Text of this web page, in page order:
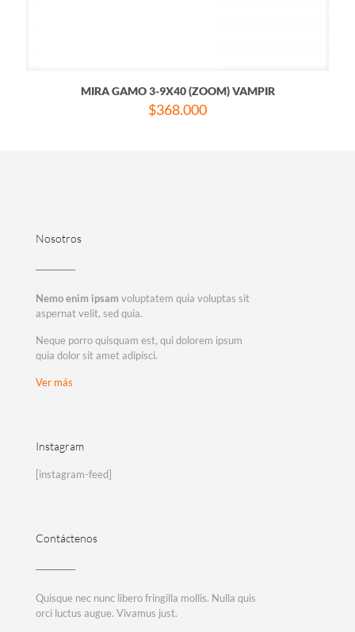
MIRA GAMO 3-9X40 (ZOOM) VAMPIR
$368.000
Nosotros
Nemo enim ipsam voluptatem quia voluptas sit
aspernat velit, sed quia.
Neque porro quisquam est, qui dolorem ipsum
quia dolor sit amet adipisci.
Ver más
Instagram
[instagram-feed]
Contáctenos
Quisque nec nunc libero fringilla mollis. Nulla quis
orci luctus augue. Vivamus just.